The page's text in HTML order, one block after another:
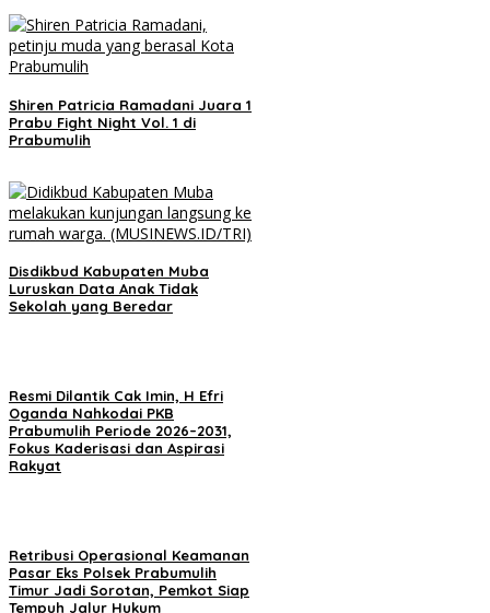
Shiren Patricia Ramadani Juara 1
Prabu Fight Night Vol. 1 di
Prabumulih
Disdikbud Kabupaten Muba
Luruskan Data Anak Tidak
Sekolah yang Beredar
Resmi Dilantik Cak Imin, H Efri
Oganda Nahkodai PKB
Prabumulih Periode 2026–2031,
Fokus Kaderisasi dan Aspirasi
Rakyat
Retribusi Operasional Keamanan
Pasar Eks Polsek Prabumulih
Timur Jadi Sorotan, Pemkot Siap
Tempuh Jalur Hukum